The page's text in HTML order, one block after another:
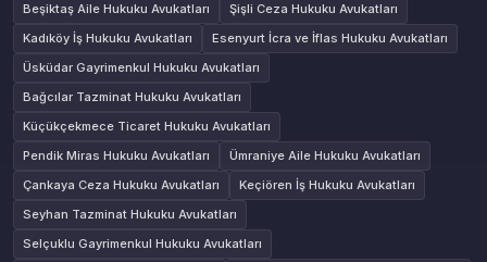
Beşiktaş Aile Hukuku Avukatları
Şişli Ceza Hukuku Avukatları
Kadıköy İş Hukuku Avukatları
Esenyurt İcra ve İflas Hukuku Avukatları
Üsküdar Gayrimenkul Hukuku Avukatları
Bağcılar Tazminat Hukuku Avukatları
Küçükçekmece Ticaret Hukuku Avukatları
Pendik Miras Hukuku Avukatları
Ümraniye Aile Hukuku Avukatları
Çankaya Ceza Hukuku Avukatları
Keçiören İş Hukuku Avukatları
Seyhan Tazminat Hukuku Avukatları
Selçuklu Gayrimenkul Hukuku Avukatları